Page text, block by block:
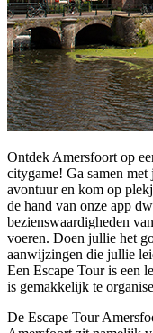
Ontdek Amersfoort op
citygame! Ga samen
avontuur en kom op
de hand van onze app
bezienswaardigheden
voeren. Doen jullie het
aanwijzingen die jullie
Een Escape Tour is een
is gemakkelijk te
De Escape Tour